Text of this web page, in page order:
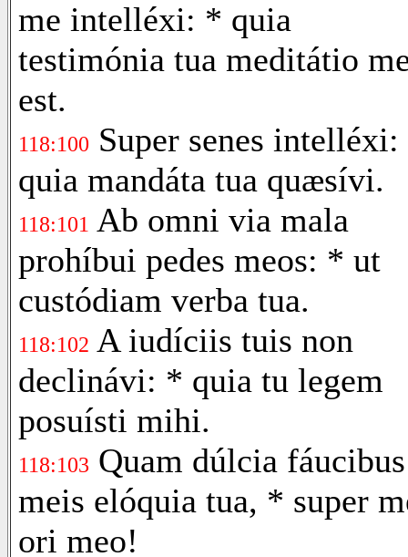
me intelléxi: * quia
testimónia tua meditátio
est.
118:100 Super senes
quia mandáta tua quæsívi.
118:101 Ab omni via mala
prohíbui pedes meos: * ut
custódiam verba tua.
118:102 A iudíciis tuis non
declinávi: * quia tu legem
posuísti mihi.
118:103 Quam dúlcia fáucibus
meis elóquia tua, * super
ori meo!